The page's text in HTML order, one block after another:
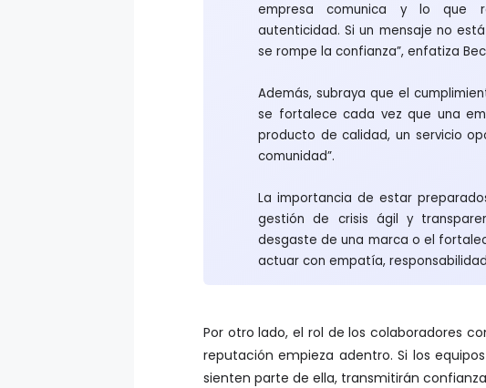
empresa comunica y lo que
autenticidad. Si un mensaje no
se rompe la confianza”, enfatiza
Además, subraya que el
se fortalece cada vez que una
producto de calidad, un servicio
comunidad”.
La importancia de estar
gestión de crisis ágil y
desgaste de una marca o el
actuar con empatía,
Por otro lado, el rol de los colaboradores
reputación empieza adentro. Si los
sienten parte de ella, transmitirán